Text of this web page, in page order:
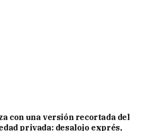
con una versión recortada del
privada: desalojo exprés,